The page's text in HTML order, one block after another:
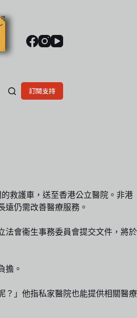
訂閱支持
救護車，送至香港公立醫院。非港
遠仍需改善醫療服務。
法會衞生事務委員會提交文件，將於
擔。
？」他指私家醫院也能提供相關醫療